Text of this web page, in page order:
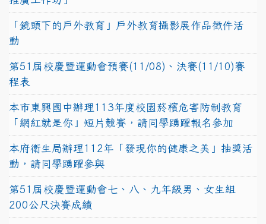
「鏡頭下的戶外教育」戶外教育攝影展作品徵件活
動
第51屆校慶暨運動會預賽(11/08)、決賽(11/10)賽
程表
本市東興國中辦理113年度校園菸檳危害防制教育
「網紅就是你」短片競賽，請同學踴躍報名參加
本府衛生局辦理112年「發現你的健康之美」抽獎活
動，請同學踴躍參與
第51屆校慶暨運動會七、八、九年級男、女生組
200公尺決賽成績